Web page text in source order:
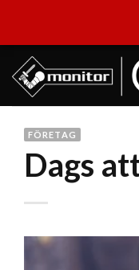
content
FÖRETAG
Dags